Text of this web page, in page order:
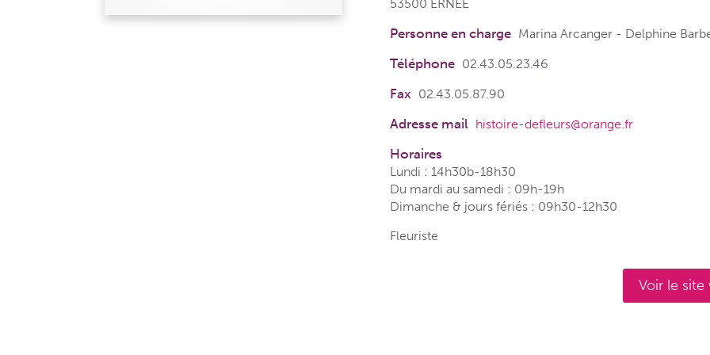
53500 ERNEE
Personne en charge Marina Arcanger - Delphine
Téléphone 02.43.05.23.46
Fax 02.43.05.87.90
Adresse mail histoire-defleurs@orange.fr
Horaires
Lundi : 14h30b-18h30
Du mardi au samedi : 09h-19h
Dimanche & jours fériés : 09h30-12h30
Fleuriste
Voir le site